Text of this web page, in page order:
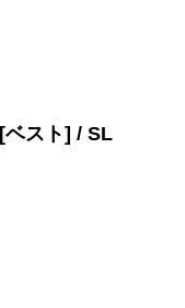
ベスト] / SL